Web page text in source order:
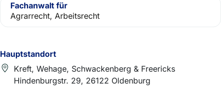
Hauptstandort
Kreft, Wehage, Schwackenberg & Freericks
Hindenburgstr. 29, 26122 Oldenburg
Fachanwalt für
Agrarrecht, Arbeitsrecht